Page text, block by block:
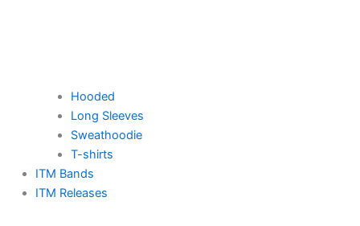
Hooded
Long Sleeves
Sweathoodie
T-shirts
ITM Bands
ITM Releases